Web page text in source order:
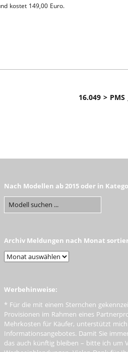
kostet 149,00 Euro.
16.049 >
Nach Modellen ab 2015 oder in
Archiv Meldungen nach Monat
Werbehinweise:
* Für die mit einem Sternchen
Provisionen im Rahmen eines
Mehrkosten für Käufer, unterstützt
Informationsangebotes. Damit Sie
das auch künftig bleiben – bitte ich um